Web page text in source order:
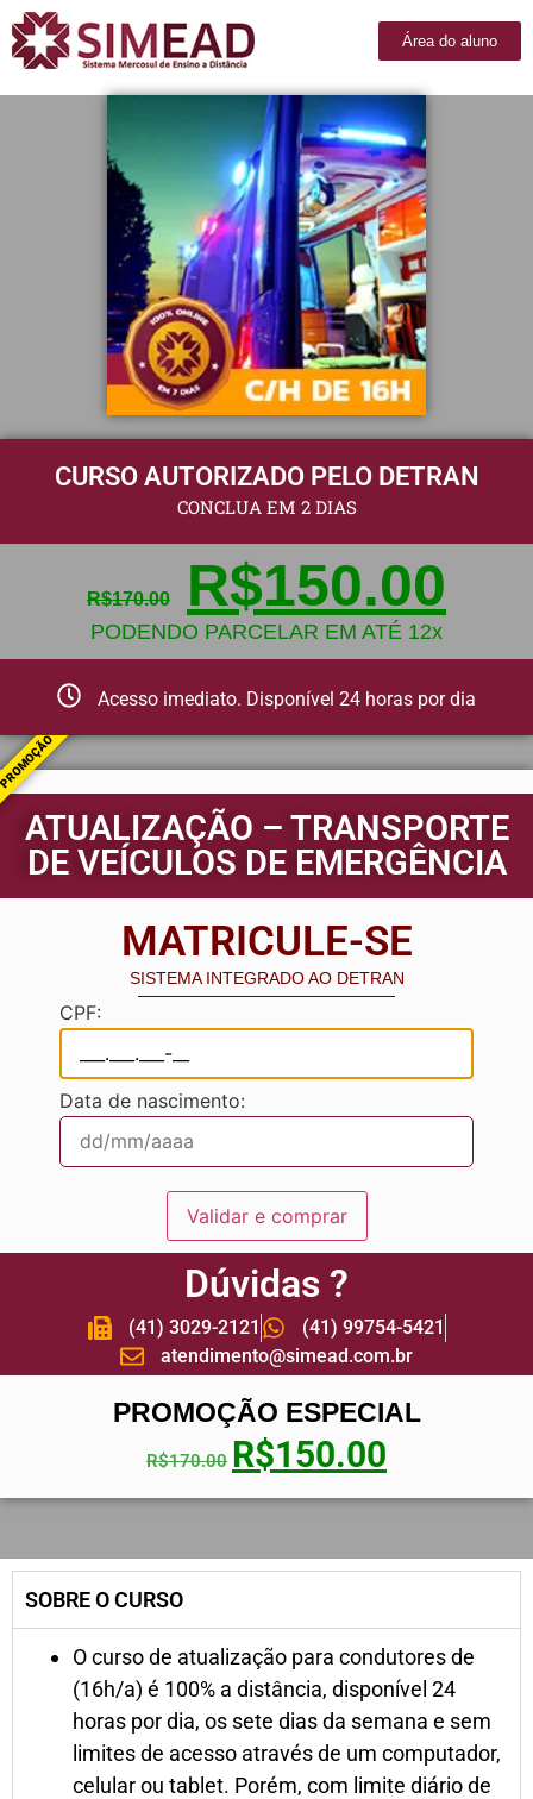
Área do aluno
CURSO AUTORIZADO PELO DETRAN
CONCLUA EM 2 DIAS
R$170.00 R$150.00
PODENDO PARCELAR EM ATÉ 12x
Acesso imediato. Disponível 24 horas por dia
ATUALIZAÇÃO – TRANSPORTE
DE VEÍCULOS DE EMERGÊNCIA
MATRICULE-SE
SISTEMA INTEGRADO AO DETRAN
CPF:
Data de nascimento:
Validar e comprar
Dúvidas ?
(41) 3029-2121
(41) 99754-5421
atendimento@simead.com.br
PROMOÇÃO ESPECIAL
R$170.00 R$150.00
SOBRE O CURSO
O curso de atualização para condutores de
(16h/a) é 100% a distância, disponível 24
horas por dia, os sete dias da semana e sem
limites de acesso através de um computador,
celular ou tablet. Porém, com limite diário de